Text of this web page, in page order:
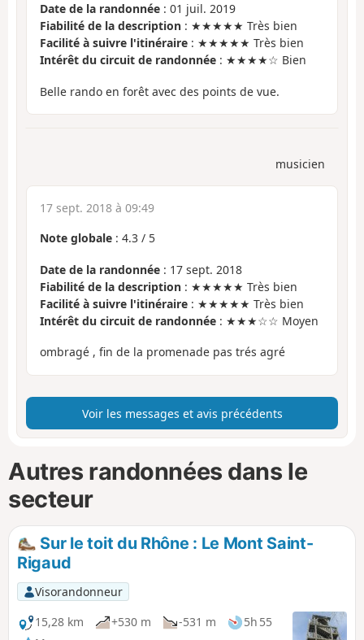
Date de la randonnée : 01 juil. 2019
Fiabilité de la description : ★★★★★ Très bien
Facilité à suivre l'itinéraire : ★★★★★ Très bien
Intérêt du circuit de randonnée : ★★★★☆ Bien
Belle rando en forêt avec des points de vue.
musicien
17 sept. 2018 à 09:49
Note globale : 4.3 / 5
Date de la randonnée : 17 sept. 2018
Fiabilité de la description : ★★★★★ Très bien
Facilité à suivre l'itinéraire : ★★★★★ Très bien
Intérêt du circuit de randonnée : ★★★☆☆ Moyen
ombragé , fin de la promenade pas trés agré
Voir les messages et avis précédents
Autres randonnées dans le
secteur
Sur le toit du Rhône : Le Mont Saint-
Rigaud
Visorandonneur
15,28 km
+530 m -531 m
5h 55